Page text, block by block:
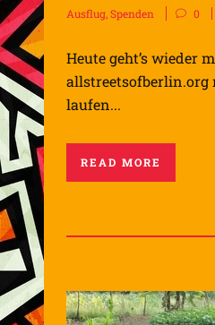
Ausflug,Spenden 0
Heute geht’s wieder
allstreetsofberlin.org
laufen...
READ MORE